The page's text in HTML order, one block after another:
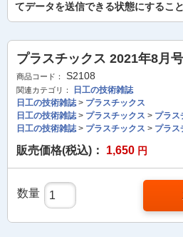
てデータを送信できる状態にするこ
プラスチックス 2021年8月
商品コード： S2108
関連カテゴリ：
日工の技術雑誌
日工の技術雑誌> プラスチックス
日工の技術雑誌> プラスチックス > プラ
日工の技術雑誌> プラスチックス > プラ
販売価格(税込)： 1,650 円
数量